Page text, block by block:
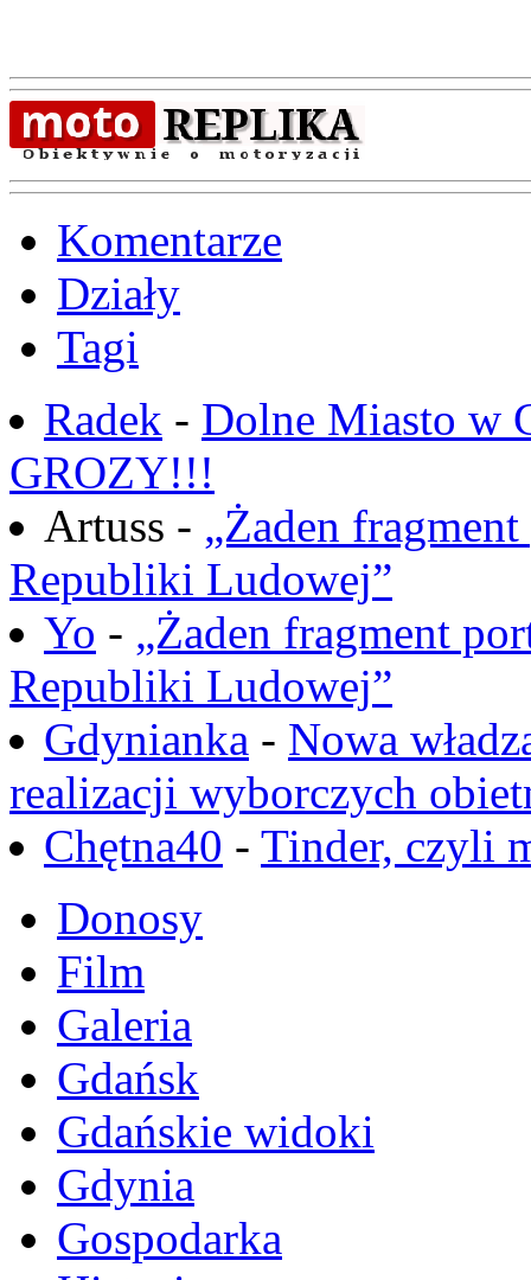
Komentarze
Działy
Tagi
Radek - Dolne Miasto w
GROZY!!!
Artuss - „Żaden
Republiki Ludowej”
Yo - „Żaden fragment
Republiki Ludowej”
Gdynianka - Nowa
realizacji wyborczych
Chętna40 - Tinder, czyli
Donosy
Film
Galeria
Gdańsk
Gdańskie widoki
Gdynia
Gospodarka